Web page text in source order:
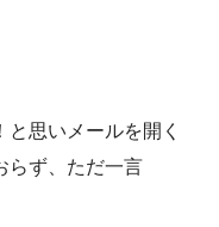
思いメールを開く
らず、ただ一言